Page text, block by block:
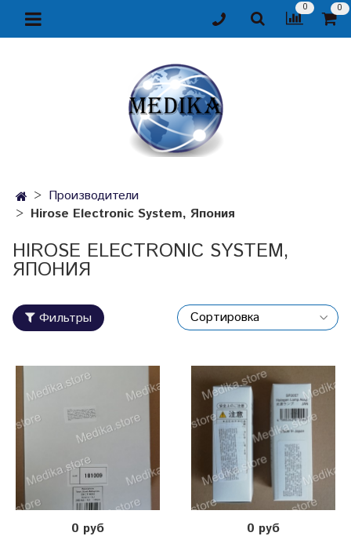
0 0
Производители
Hirose Electronic System, Япония
HIROSE ELECTRONIC SYSTEM,
ЯПОНИЯ
Фильтры
0 руб
0 руб